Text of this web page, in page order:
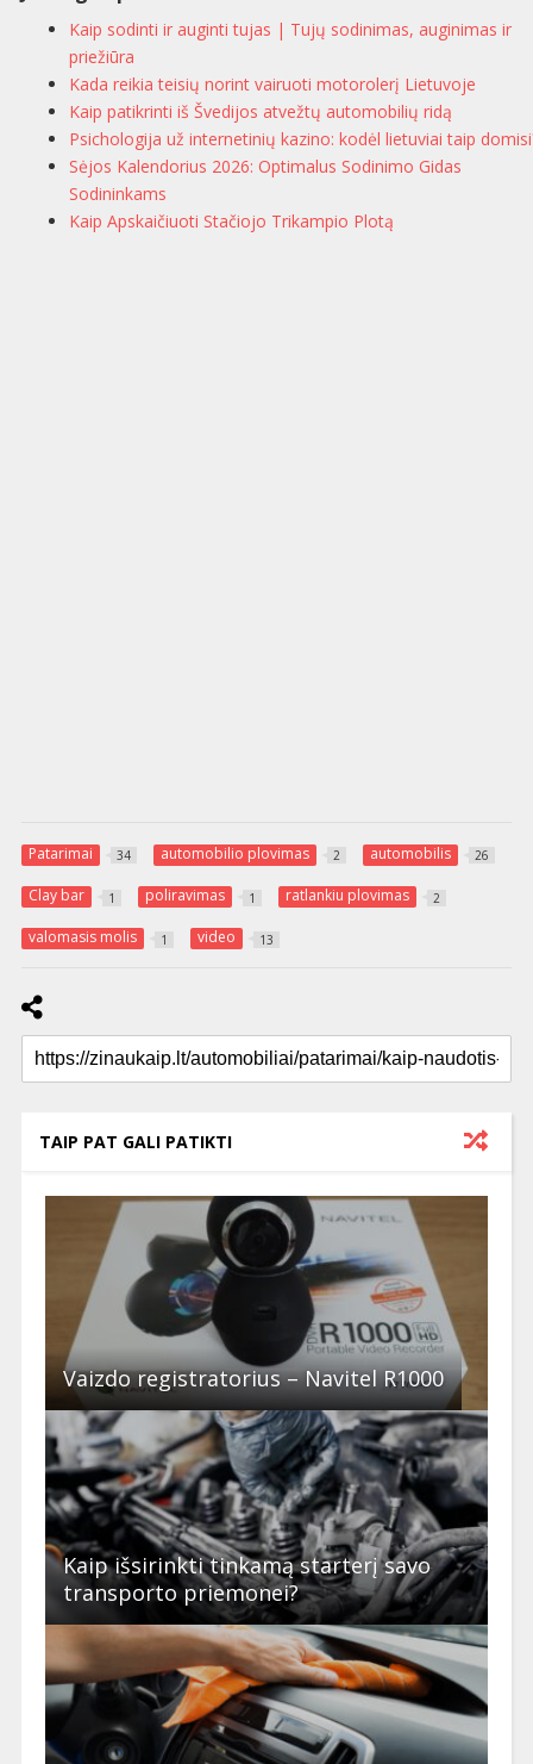
Kaip sodinti ir auginti tujas | Tujų sodinimas, auginimas ir
priežiūra
Kada reikia teisių norint vairuoti motorolerį Lietuvoje
Kaip patikrinti iš Švedijos atvežtų automobilių ridą
Psichologija už internetinių kazino: kodėl lietuviai taip
Sėjos Kalendorius 2026: Optimalus Sodinimo Gidas
Sodininkams
Kaip Apskaičiuoti Stačiojo Trikampio Plotą
Patarimai 34 automobilio plovimas 2 automobilis 26
Clay bar 1 poliravimas 1 ratlankiu plovimas 2
valomasis molis 1 video 13
TAIP PAT GALI PATIKTI
Vaizdo registratorius – Navitel R1000
Kaip išsirinkti tinkamą starterį savo
transporto priemonei?